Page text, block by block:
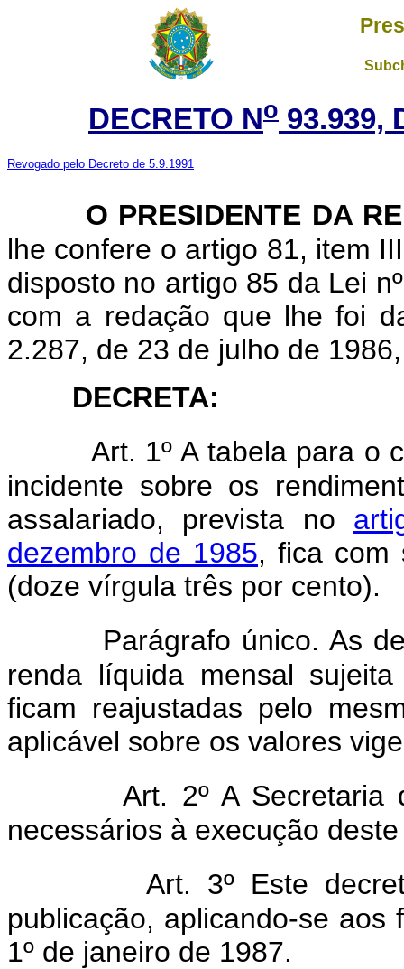
DECRETO No 93.939,
Revogado pelo Decreto de 5.9.1991
O PRESIDENTE DA
lhe confere o artigo 81, item
disposto no artigo 85 da Lei
com a redação que lhe foi
2.287, de 23 de julho de 1986,
DECRETA:
Art. 1º A tabela para o
incidente sobre os
assalariado, prevista no
dezembro de 1985, fica com
(doze vírgula três por cento).
Parágrafo único. As
renda líquida mensal
ficam reajustadas pelo
aplicável sobre os valores
Art. 2º A Secretaria
necessários à execução
Art. 3º Este
publicação, aplicando-se
1º de janeiro de 1987.